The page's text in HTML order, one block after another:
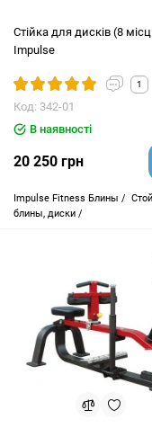
Стійка для дисків (8
Impulse
1
Код: 342-01
В наявності
20 250 грн
Impulse Fitness Блины /
блины, диски /